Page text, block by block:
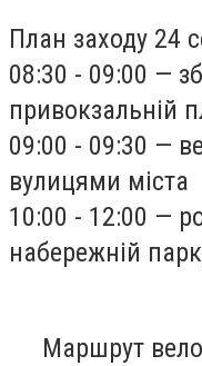
План заходу 24
08:30 - 09:00 —
привокзальній
09:00 - 09:30 —
вулицями міста
10:00 - 12:00 —
набережній
Маршрут